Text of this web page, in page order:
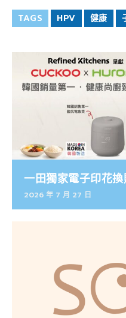
TAGS HPV 健康
一田獨家電子印花
2026 年 7 月 27 日